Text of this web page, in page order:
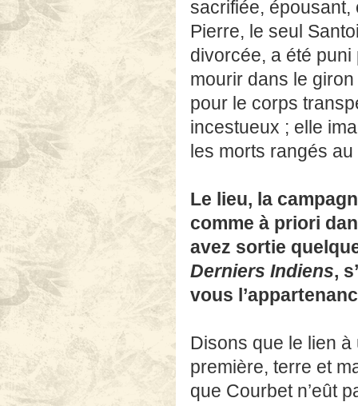
sacrifiée,
Pierre, le seul
divorcée, a été
mourir dans le
pour le corps
incestueux ; elle
les morts rangés
Le lieu, la
comme à priori
avez sortie
Derniers Indiens,
vous
Disons que le lien à
première, terre et
que Courbet n’eût